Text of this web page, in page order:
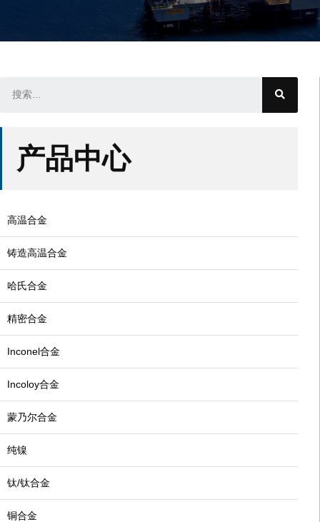
产品中心
高温合金
铸造高温合金
哈氏合金
精密合金
Inconel合金
Incoloy合金
蒙乃尔合金
纯镍
钛/钛合金
铜合金